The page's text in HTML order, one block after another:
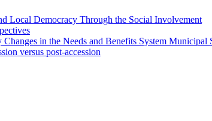
Local Democracy Through the Social Involvement
in the Needs and Benefits System
versus post-accession